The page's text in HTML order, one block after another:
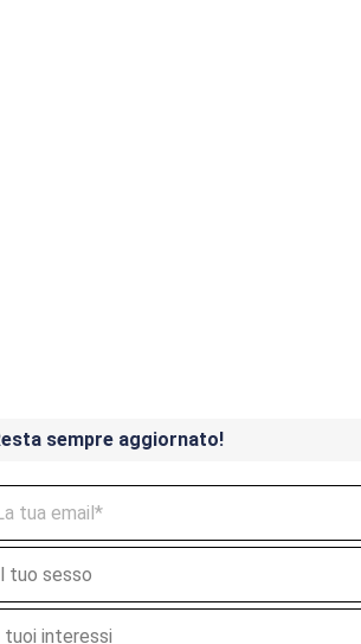
sempre aggiornato!